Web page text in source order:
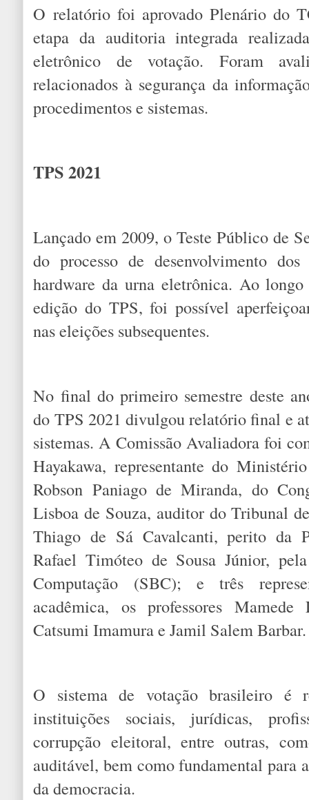
O relatório foi aprovado Plenário do
etapa da auditoria integrada
eletrônico de votação. Foram
relacionados à segurança da
procedimentos e sistemas.
TPS 2021
Lançado em 2009, o Teste Público de
do processo de desenvolvimento
hardware da urna eletrônica. Ao
edição do TPS, foi possível
nas eleições subsequentes.
No final do primeiro semestre deste
do TPS 2021 divulgou relatório final e
sistemas. A Comissão Avaliadora foi
Hayakawa, representante do
Robson Paniago de Miranda, do
Lisboa de Souza, auditor do Tribunal
Thiago de Sá Cavalcanti, perito da
Rafael Timóteo de Sousa Júnior,
Computação (SBC); e três
acadêmica, os professores
Catsumi Imamura e Jamil Salem
O sistema de votação brasileiro é
instituições sociais, jurídicas,
corrupção eleitoral, entre outras,
auditável, bem como fundamental para
da democracia.